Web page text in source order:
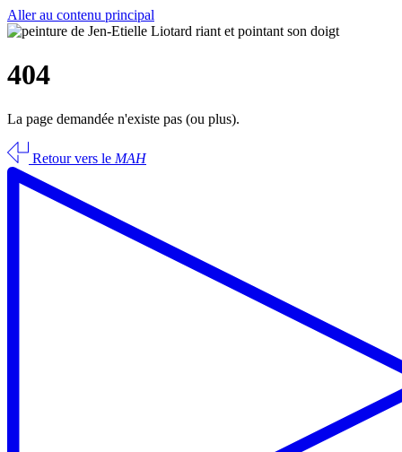
Aller au contenu principal
404
La page demandée n'existe pas (ou plus).
Retour vers le MAH